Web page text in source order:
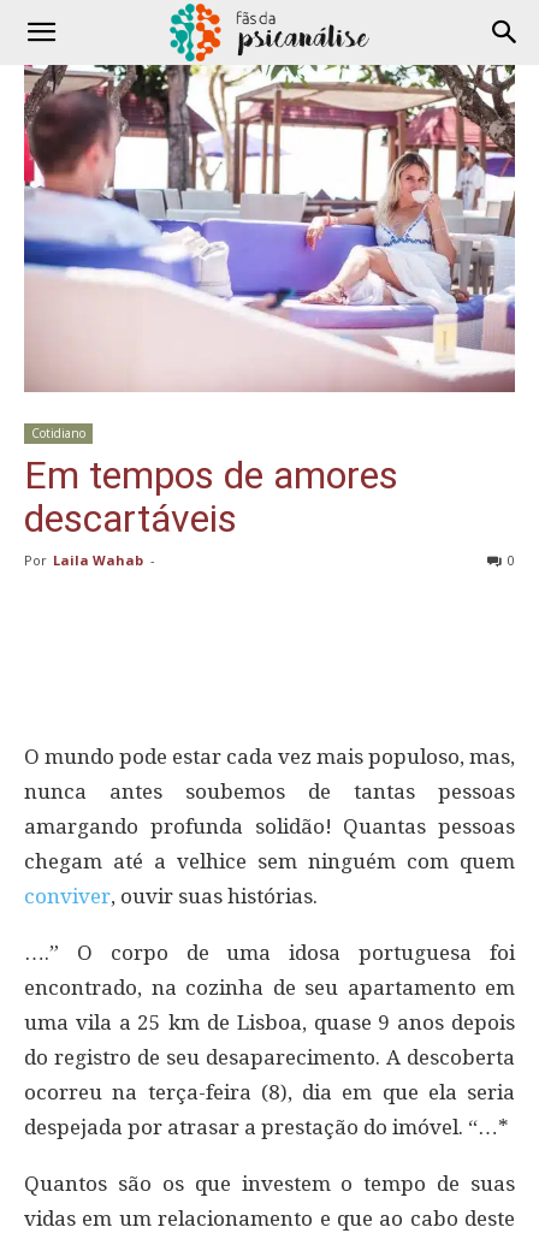
Cotidiano
Em tempos de amores
descartáveis
Por Laila Wahab - 0
O mundo pode estar cada vez mais populoso, mas,
nunca antes soubemos de tantas pessoas
amargando profunda solidão! Quantas pessoas
chegam até a velhice sem ninguém com quem
conviver, ouvir suas histórias.
….” O corpo de uma idosa portuguesa foi
encontrado, na cozinha de seu apartamento em
uma vila a 25 km de Lisboa, quase 9 anos depois
do registro de seu desaparecimento. A descoberta
ocorreu na terça-feira (8), dia em que ela seria
despejada por atrasar a prestação do imóvel. “…*
Quantos são os que investem o tempo de suas
vidas em um relacionamento e que ao cabo deste